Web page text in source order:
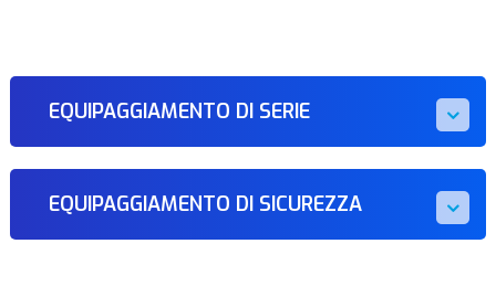
EQUIPAGGIAMENTO DI SERIE
EQUIPAGGIAMENTO DI SICUREZZA